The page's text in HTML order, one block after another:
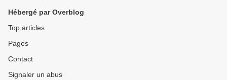
Hébergé par Overblog
Top articles
Pages
Contact
Signaler un abus